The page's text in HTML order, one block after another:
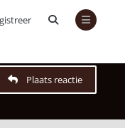
Plaats reactie